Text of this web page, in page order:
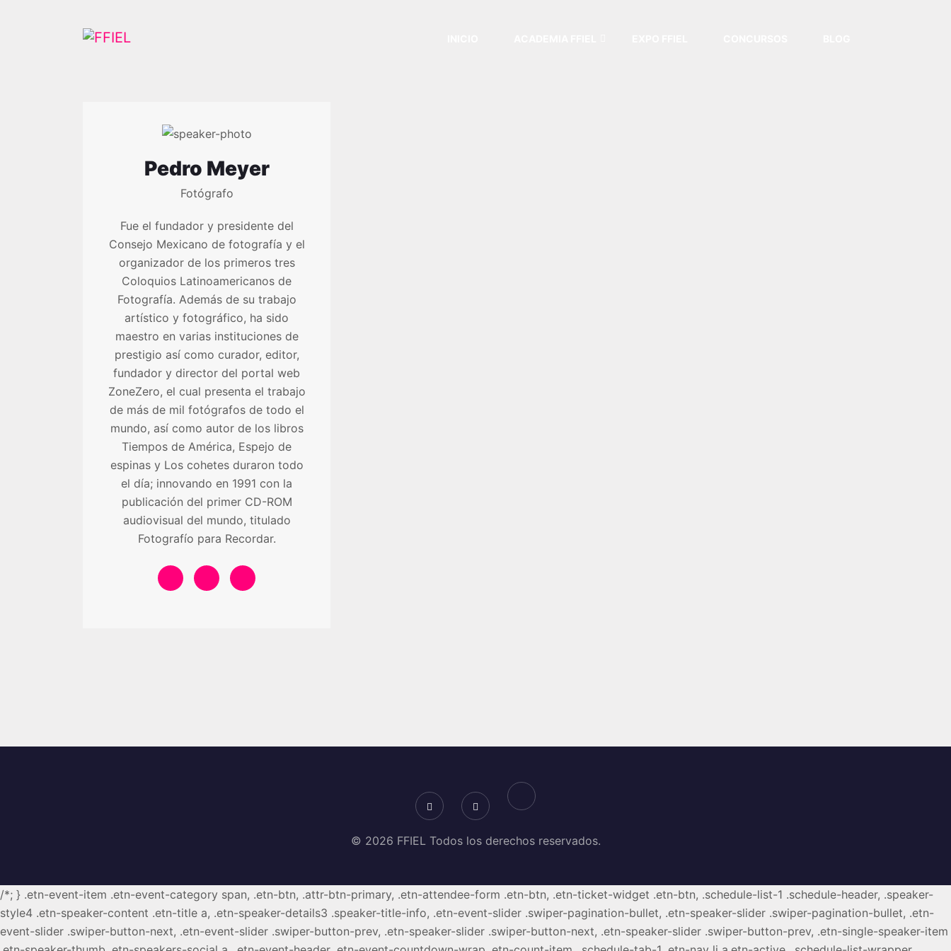
Pedro Meyer
Fotógrafo
Fue el fundador y presidente del
Consejo Mexicano de fotografía y el
organizador de los primeros tres
Coloquios Latinoamericanos de
Fotografía. Además de su trabajo
artístico y fotográfico, ha sido
maestro en varias instituciones de
prestigio así como curador, editor,
fundador y director del portal web
ZoneZero, el cual presenta el trabajo
de más de mil fotógrafos de todo el
mundo, así como autor de los libros
Tiempos de América, Espejo de
espinas y Los cohetes duraron todo
el día; innovando en 1991 con la
publicación del primer CD-ROM
audiovisual del mundo, titulado
Fotografío para Recordar.
© 2026 FFIEL Todos los derechos reservados.
/*; } .etn-event-item .etn-event-category span, .etn-btn, .attr-btn-primary, .etn-attendee-form .etn-btn, .etn-ticket-widget .etn-btn, .schedule-list-1 .schedule-header, .speaker-
style4 .etn-speaker-content .etn-title a, .etn-speaker-details3 .speaker-title-info, .etn-event-slider .swiper-pagination-bullet, .etn-speaker-slider .swiper-pagination-bullet, .etn-
event-slider .swiper-button-next, .etn-event-slider .swiper-button-prev, .etn-speaker-slider .swiper-button-next, .etn-speaker-slider .swiper-button-prev, .etn-single-speaker-item